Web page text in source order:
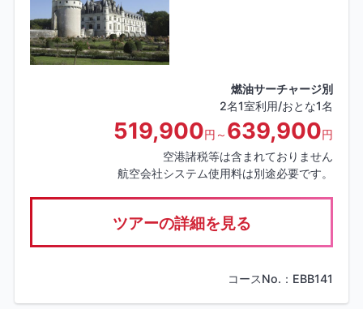
燃油サーチャージ別
2名1室利用/おとな1名
519,900円～ 639,900円
空港諸税等は含まれておりません
航空会社システム使用料は別途必要です。
ツアーの詳細を見る
コースNo.：EBB141